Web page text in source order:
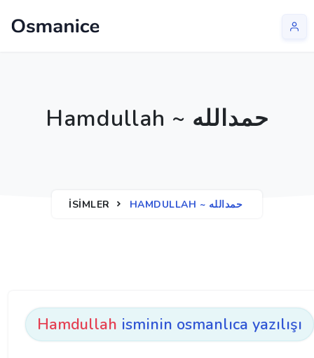
Hamdullah ~ حمدالله
İSIMLER HAMDULLAH ~ حمدالله
Hamdullah isminin osmanlıca yazılışı